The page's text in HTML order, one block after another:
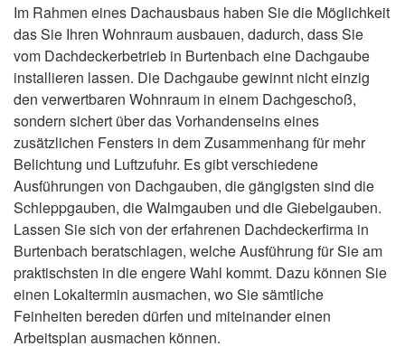
Im Rahmen eines Dachausbaus haben Sie die Möglichkeit
das Sie Ihren Wohnraum ausbauen, dadurch, dass Sie
vom Dachdeckerbetrieb in Burtenbach eine Dachgaube
installieren lassen. Die Dachgaube gewinnt nicht einzig
den verwertbaren Wohnraum in einem Dachgeschoß,
sondern sichert über das Vorhandenseins eines
zusätzlichen Fensters in dem Zusammenhang für mehr
Belichtung und Luftzufuhr. Es gibt verschiedene
Ausführungen von Dachgauben, die gängigsten sind die
Schleppgauben, die Walmgauben und die Giebelgauben.
Lassen Sie sich von der erfahrenen Dachdeckerfirma in
Burtenbach beratschlagen, welche Ausführung für Sie am
praktischsten in die engere Wahl kommt. Dazu können Sie
einen Lokaltermin ausmachen, wo Sie sämtliche
Feinheiten bereden dürfen und miteinander einen
Arbeitsplan ausmachen können.